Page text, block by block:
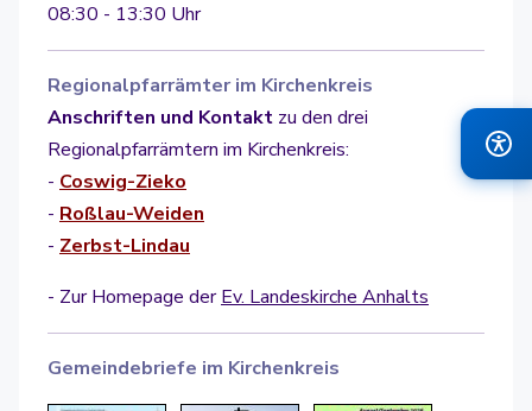
08:30 - 13:30 Uhr
Regionalpfarrämter im Kirchenkreis
Anschriften und Kontakt zu den drei
Regionalpfarrämtern im Kirchenkreis:
- Coswig-Zieko
- Roßlau-Weiden
- Zerbst-Lindau
- Zur Homepage derEv. Landeskirche Anhalts
Gemeindebriefe im Kirchenkreis